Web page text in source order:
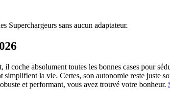
Superchargeurs sans aucun adaptateur.
coche absolument toutes les bonnes cases pour
la vie. Certes, son autonomie reste juste
et performant, vous avez trouvé votre bonheur.